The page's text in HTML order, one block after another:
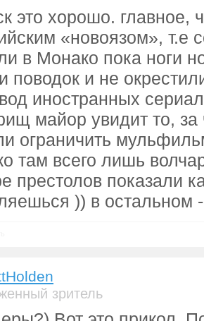
это хорошо. главное,
«новоязом», т.е
в Монако пока ноги
поводок и не
иностранных
майор увидит то, за
ограничить
там всего лишь
престолов показали
)) в остальном
зритель